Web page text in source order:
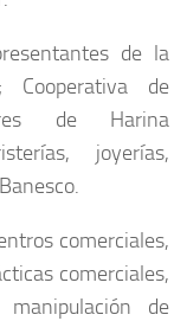
de la
Cooperativa de
de Harina
joyerías,
comerciales,
comerciales,
manipulación de